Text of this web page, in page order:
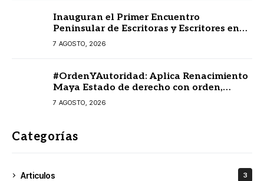
Inauguran el Primer Encuentro
Peninsular de Escritoras y Escritores en
Lengua Maya 2026
7 AGOSTO, 2026
#OrdenYAutoridad: Aplica Renacimiento
Maya Estado de derecho con orden,
coordinación y saldo blanco
7 AGOSTO, 2026
Categorías
Articulos 3